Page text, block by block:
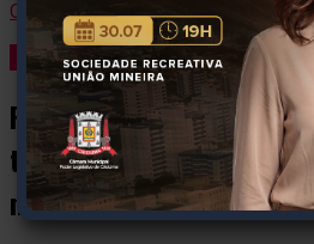
Continue Lendo
Negócios
Programa Nascer abre
transformar ideias
negócios